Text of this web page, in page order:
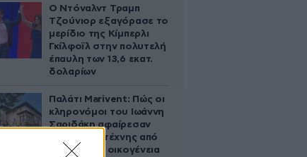
Ο Ντόναλντ Τραμπ
Τζούνιορ εξαγόρασε το
μερίδιο της Κίμπερλι
Γκίλφοϊλ στην πολυτελή
έπαυλη των 13,6 εκατ.
δολαρίων
Παλάτι Marivent: Πώς οι
κληρονόμοι του Ιωάννη
Σαριδάκη αφαίρεσαν
1.300 έργα τέχνης από
τη βασιλική οικογένεια